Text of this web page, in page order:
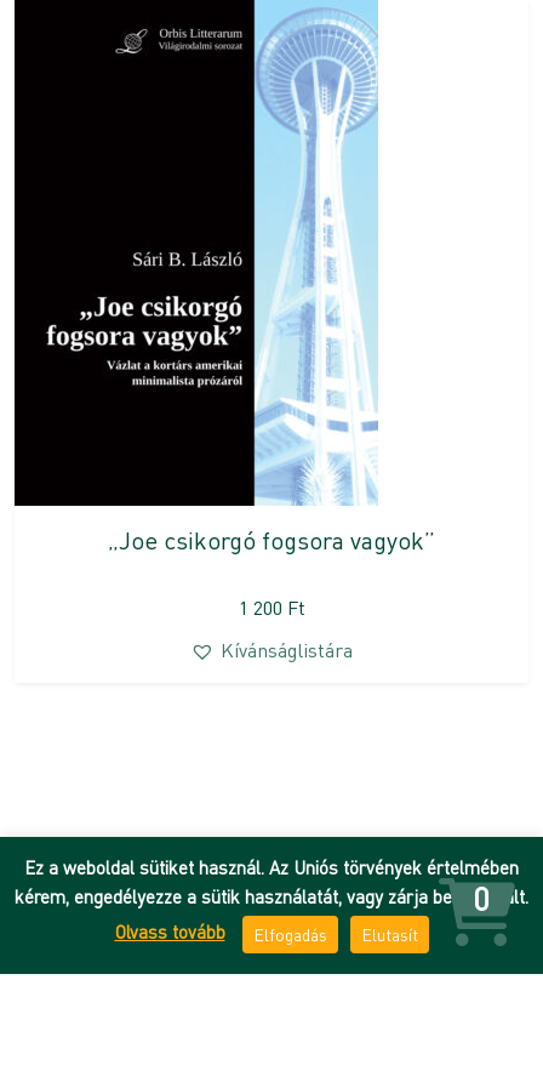
„Joe csikorgó fogsora vagyok”
1 200 Ft
Kívánságlistára
Ez a weboldal sütiket használ. Az Uniós törvények értelmében
kérem, engedélyezze a sütik használatát, vagy zárja be az oldalt.
Olvass tovább
Elfogadás Elutasít
0